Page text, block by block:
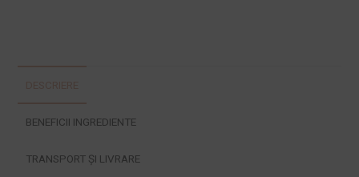
BENEFICII INGREDIENTE
TRANSPORT ȘI LIVRARE